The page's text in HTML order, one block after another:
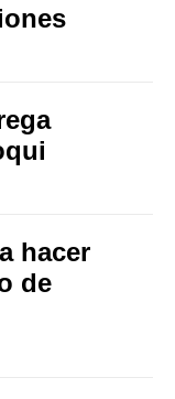
hacer
de